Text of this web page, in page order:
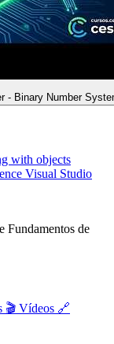
- Binary Number
with objects
Visual Studio
Fundamentos de
🎬 Vídeos 🔗